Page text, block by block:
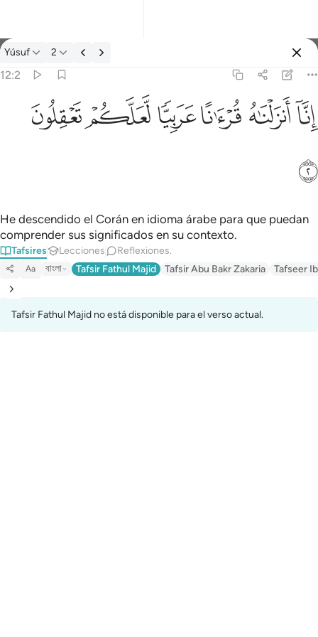
Tafsir: Yúsuf 12:2
Yúsuf 2
12:2
انا انزلناه قرانا عربيا لعلكم تعقلون ٢
إِنَّآ أَنزَلْنَـٰهُ قُرْءَٰنًا عَرَبِيًّۭا لَّعَلَّكُمْ تَعْقِلُونَ ٢
ﲙﲚﲛﲜﲝﲞ
ﲟ
He descendido el Corán en idioma árabe para que puedan
comprender sus significados en su contexto.
Tafsires Lecciones Reflexiones.
Aa বাংলা Tafsir Fathul Majid Tafsir Abu Bakr Zakaria Tafseer
Tafsir Fathul Majid no está disponible para el verso actual.